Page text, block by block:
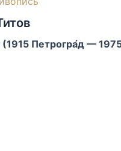
Петрогра́д —